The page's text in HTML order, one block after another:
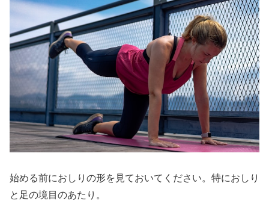
始める前におしりの形を見ておいてください。特におしり
と足の境目のあたり。